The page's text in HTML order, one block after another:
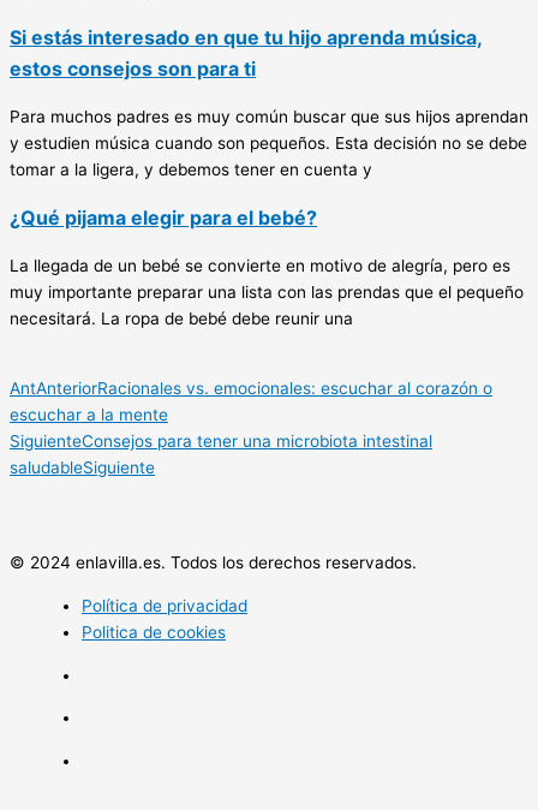
Si estás interesado en que tu hijo aprenda música,
estos consejos son para ti
Para muchos padres es muy común buscar que sus hijos aprendan
y estudien música cuando son pequeños. Esta decisión no se debe
tomar a la ligera, y debemos tener en cuenta y
¿Qué pijama elegir para el bebé?
La llegada de un bebé se convierte en motivo de alegría, pero es
muy importante preparar una lista con las prendas que el pequeño
necesitará. La ropa de bebé debe reunir una
AntAnteriorRacionales vs. emocionales: escuchar al corazón o
escuchar a la mente
SiguienteConsejos para tener una microbiota intestinal
saludableSiguiente
© 2024 enlavilla.es. Todos los derechos reservados.
Política de privacidad
Politica de cookies